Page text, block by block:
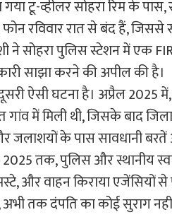
टू-व्हीलर सोहरा रिम के
रविवार रात से बंद हैं, जिससे
ने सोहरा पुलिस स्टेशन में एक
साझा करने की अपील की है।
दूसरी ऐसी घटना है। अप्रैल
गांव में मिली थी, जिसके बाद
जलाशयों के पास सावधानी
2025 तक, पुलिस और
और वाहन किराया एजेंसियों
अभी तक दंपति का कोई सुराग